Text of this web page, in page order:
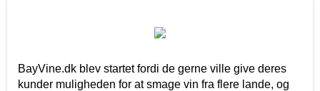
BayVine.dk blev startet fordi de gerne ville give deres
kunder muligheden for at smage vin fra flere lande, og